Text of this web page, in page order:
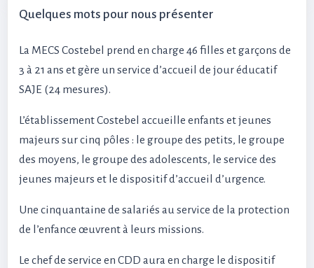
Quelques mots pour nous présenter
La MECS Costebel prend en charge 46 filles et garçons de
3 à 21 ans et gère un service d’accueil de jour éducatif
SAJE (24 mesures).
L’établissement Costebel accueille enfants et jeunes
majeurs sur cinq pôles : le groupe des petits, le groupe
des moyens, le groupe des adolescents, le service des
jeunes majeurs et le dispositif d’accueil d’urgence.
Une cinquantaine de salariés au service de la protection
de l’enfance œuvrent à leurs missions.
Le chef de service en CDD aura en charge le dispositif